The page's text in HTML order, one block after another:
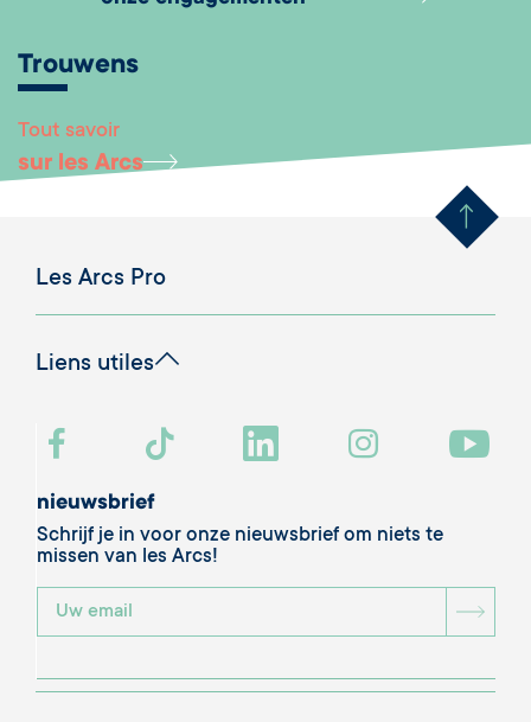
Trouwens
Tout savoir
sur les Arcs Remonter
Les Arcs Pro
Liens utiles
nieuwsbrief
Schrijf je in voor onze nieuwsbrief om niets te
missen van les Arcs!